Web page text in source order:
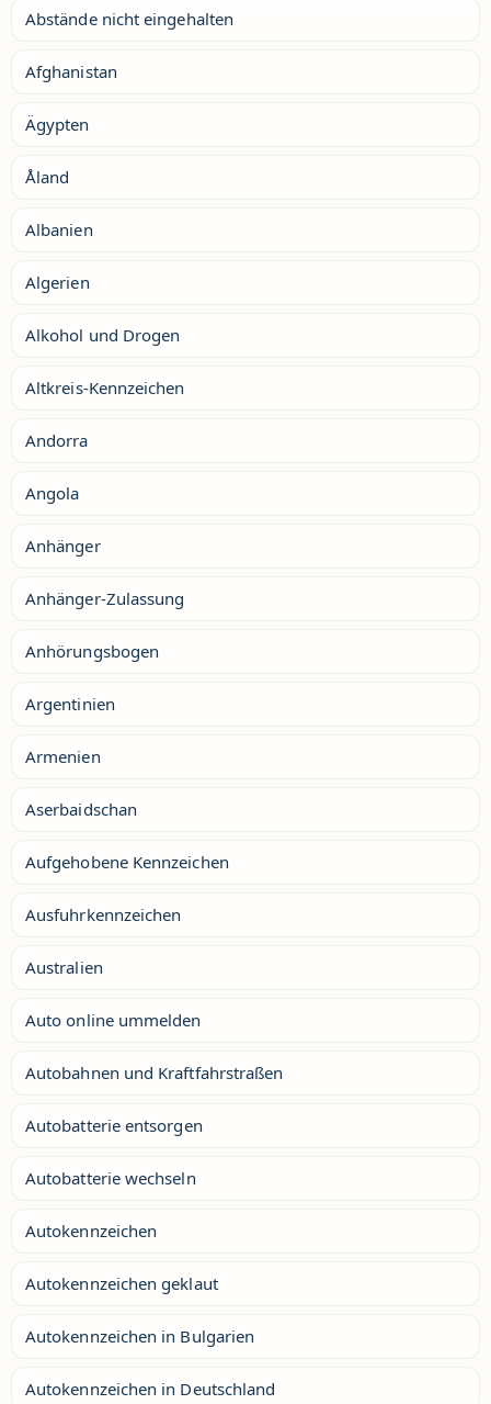
Abstände nicht eingehalten
Afghanistan
Ägypten
Åland
Albanien
Algerien
Alkohol und Drogen
Altkreis-Kennzeichen
Andorra
Angola
Anhänger
Anhänger-Zulassung
Anhörungsbogen
Argentinien
Armenien
Aserbaidschan
Aufgehobene Kennzeichen
Ausfuhrkennzeichen
Australien
Auto online ummelden
Autobahnen und Kraftfahrstraßen
Autobatterie entsorgen
Autobatterie wechseln
Autokennzeichen
Autokennzeichen geklaut
Autokennzeichen in Bulgarien
Autokennzeichen in Deutschland